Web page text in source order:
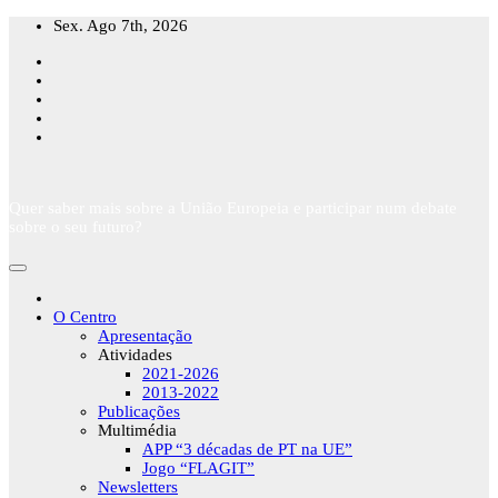
Skip
content
Sex. Ago 7th, 2026
O Centro
Apresentação
Atividades
2021-2026
2013-2022
Publicações
Multimédia
APP “3 décadas de PT na UE”
Jogo “FLAGIT”
Newsletters